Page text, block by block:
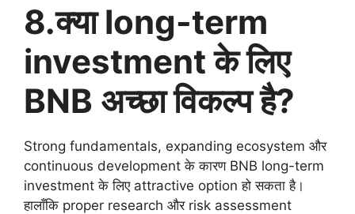
8.क्या long-term
investment के लिए
BNB अच्छा विकल्प है?
Strong fundamentals, expanding ecosystem और
continuous development के कारण BNB long-term
investment के लिए attractive option हो सकता है।
हालाँकि proper research और risk assessment